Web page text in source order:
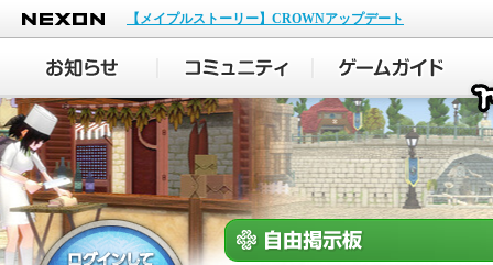
NEXON
【メイプルストーリー】CROWNアップデート